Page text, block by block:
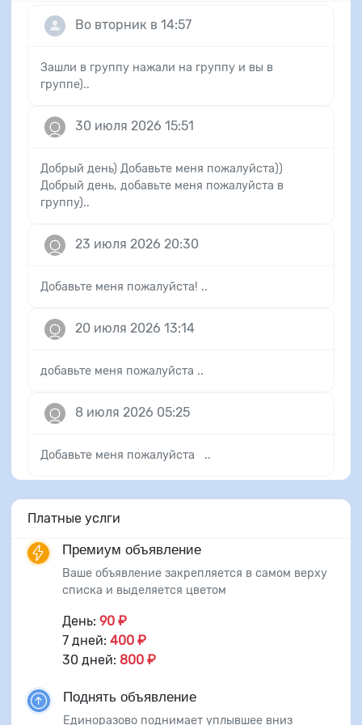
Во вторник в 14:57
Зашли в группу нажали на группу и вы в
группе)..
30 июля 2026 15:51
Добрый день) Добавьте меня пожалуйста))
Добрый день, добавьте меня пожалуйста в
группу)..
23 июля 2026 20:30
Добавьте меня пожалуйста! ..
20 июля 2026 13:14
добавьте меня пожалуйста ..
8 июля 2026 05:25
Добавьте меня пожалуйста ..
Платные услги
Премиум объявление
Ваше объявление закрепляется в самом верху
списка и выделяется цветом
День: 90 ₽
7 дней: 400 ₽
30 дней: 800 ₽
Поднять объявление
Единоразово поднимает уплывшее вниз